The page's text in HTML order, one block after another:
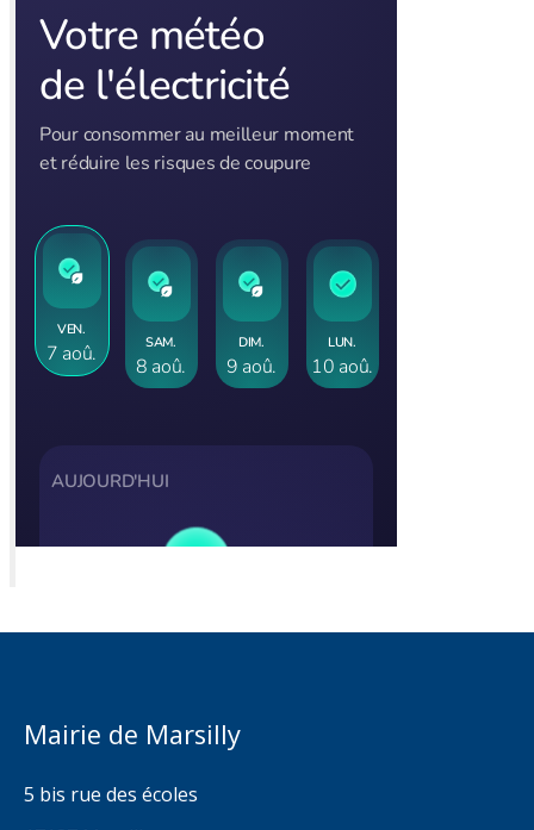
Mairie de Marsilly
5 bis rue des écoles